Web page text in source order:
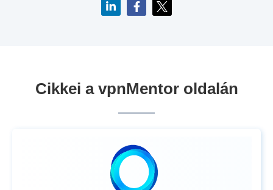
Cikkei a vpnMentor oldalán